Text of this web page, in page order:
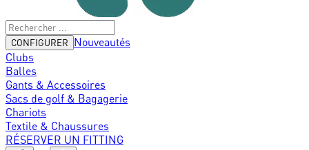
CONFIGURER
Nouveautés
Clubs
Balles
Gants & Accessoires
Sacs de golf & Bagagerie
Chariots
Textile & Chaussures
RÉSERVER UN FITTING